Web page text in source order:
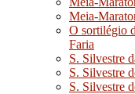
Meia-
O sortilégio
Faria
S. Silvestre
S. Silvestre
S. Silvestre